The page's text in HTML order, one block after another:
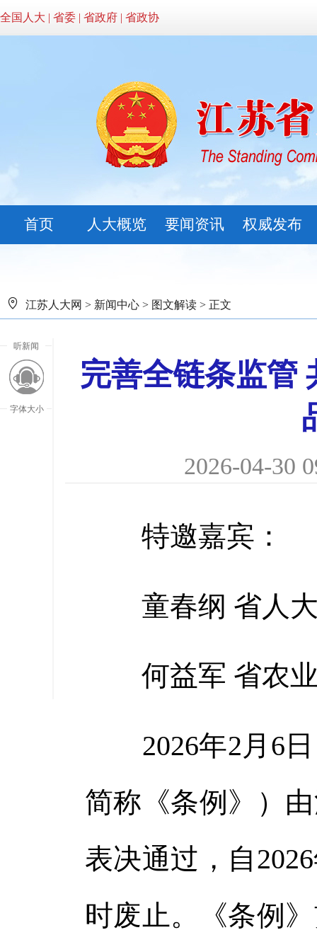
全国人大 | 省委 | 省政府 | 省政协
首页 人大概览 要闻资讯 权威发布
江苏人大网 > 新闻中心 > 图文解读 > 正文
听新闻
字体大小
完善全链条监
2026-04-30
特邀嘉宾：
童春纲 省人大
何益军 省农业
2026年2月6日
简称《条例》）
表决通过，自
时废止。《条例